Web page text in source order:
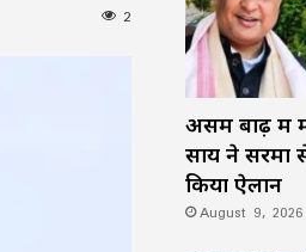
2
असम बाढ़ में
साय ने सरमा
किया ऐलान
August 9, 2026